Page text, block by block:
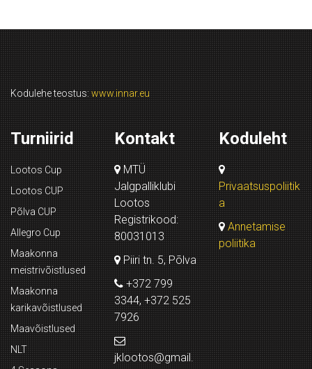
Kodulehe teostus: www.innar.eu
Turniirid
Lootos Cup
Lootos CUP
Põlva CUP
Allegro Cup
Maakonna
meistrivõistlused
Maakonna
karikavõistlused
Maavõistlused
NLT
Kontakt
MTÜ
Jalgpalliklubi
Lootos
Registrikood:
80031013
Piiri tn. 5, Põlva
+372 799
3344, +372 525
7926
jklootos@gmail.
Koduleht
Privaatsuspoliitik
a
Annetamise
poliitika